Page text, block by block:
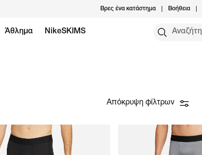
Βρες ένα κατάστημα Βοήθεια
Άθλημα NikeSKIMS
Απόκρυψη φίλτρων